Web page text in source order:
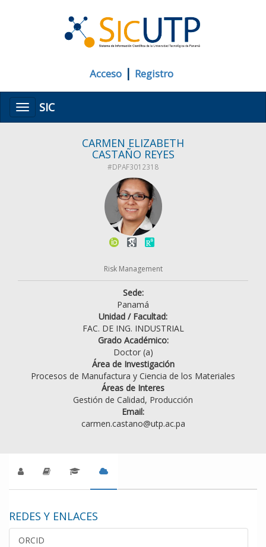
Acceso | Registro
MenúSIC
CARMEN ELIZABETH
CASTAÑO REYES
#DPAF3012318
Risk Management
Sede:
Panamá
Unidad / Facultad:
FAC. DE ING. INDUSTRIAL
Grado Académico:
Doctor (a)
Área de Investigación
Procesos de Manufactura y Ciencia de los Materiales
Áreas de Interes
Gestión de Calidad, Producción
Email:
carmen.castano@utp.ac.pa
REDES Y ENLACES
ORCID